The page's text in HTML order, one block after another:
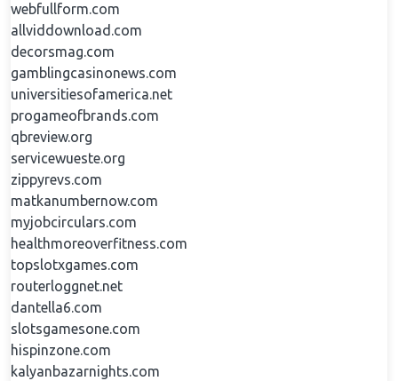
webfullform.com
allviddownload.com
decorsmag.com
gamblingcasinonews.com
universitiesofamerica.net
progameofbrands.com
qbreview.org
servicewueste.org
zippyrevs.com
matkanumbernow.com
myjobcirculars.com
healthmoreoverfitness.com
topslotxgames.com
routerloggnet.net
dantella6.com
slotsgamesone.com
hispinzone.com
kalyanbazarnights.com